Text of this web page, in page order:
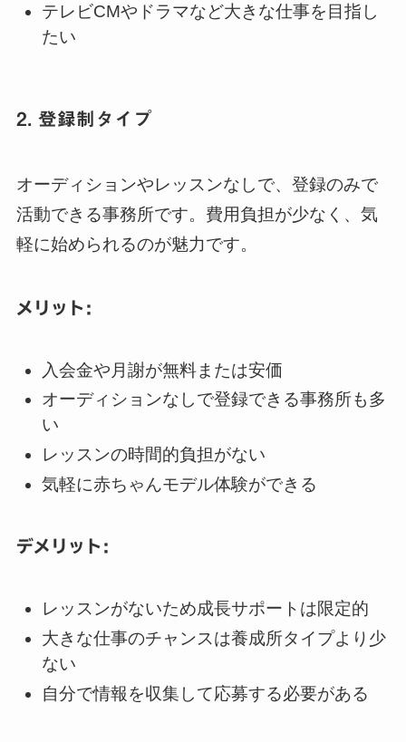
テレビCMやドラマなど大きな仕事を目指し
たい
2. 登録制タイプ
オーディションやレッスンなしで、登録のみで
活動できる事務所です。費用負担が少なく、気
軽に始められるのが魅力です。
メリット:
入会金や月謝が無料または安価
オーディションなしで登録できる事務所も多
い
レッスンの時間的負担がない
気軽に赤ちゃんモデル体験ができる
デメリット:
レッスンがないため成長サポートは限定的
大きな仕事のチャンスは養成所タイプより少
ない
自分で情報を収集して応募する必要がある